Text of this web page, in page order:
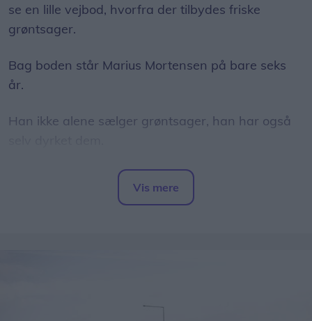
se en lille vejbod, hvorfra der tilbydes friske
grøntsager.
Bag boden står Marius Mortensen på bare seks
år.
Han ikke alene sælger grøntsager, han har også
I sine forældres have har han fået sin helt egen
afdeling, hvor han i foråret såede squash,
Vis mere